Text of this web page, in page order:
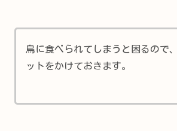
鳥に食べられてしまうと困るので
ットをかけておきます。